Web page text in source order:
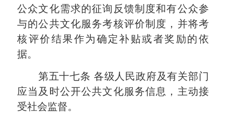
公众文化需求的征询反馈制度和有公众参
与的公共文化服务考核评价制度，并将考
核评价结果作为确定补贴或者奖励的依
据。
第五十七条 各级人民政府及有关部门
应当及时公开公共文化服务信息，主动接
受社会监督。